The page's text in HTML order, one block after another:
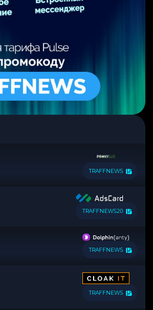
TRAFFNEWS
TRAFFNEWS20
TRAFFNEWS
TRAFFNEWS